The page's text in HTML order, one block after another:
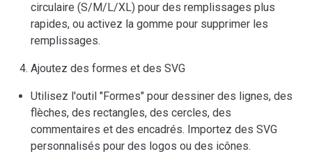
circulaire (S/M/L/XL) pour des remplissages plus
rapides, ou activez la gomme pour supprimer les
remplissages.
Ajoutez des formes et des SVG
Utilisez l'outil "Formes" pour dessiner des lignes, des
flèches, des rectangles, des cercles, des
commentaires et des encadrés. Importez des SVG
personnalisés pour des logos ou des icônes.